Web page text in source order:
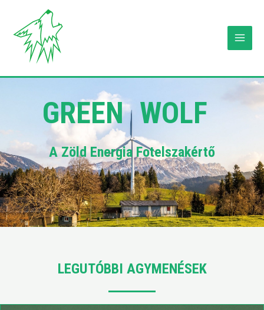
GREEN WOLF
A Zöld Energia Fotelszakértő
LEGUTÓBBI AGYMENÉSEK